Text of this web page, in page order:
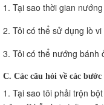
1. Tại sao thời gian
2. Tôi có thể sử dụng lò
3. Tôi có thể nướng bánh
C. Các câu hỏi về các
1. Tại sao tôi phải trộn